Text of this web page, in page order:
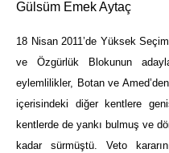
Gülsüm Emek Aytaç
18 Nisan 2011’de Yüksek
ve Özgürlük Blokunun
eylemlilikler, Botan ve
içerisindeki diğer kentlere
kentlerde de yankı bulmuş ve
kadar sürmüştü. Veto